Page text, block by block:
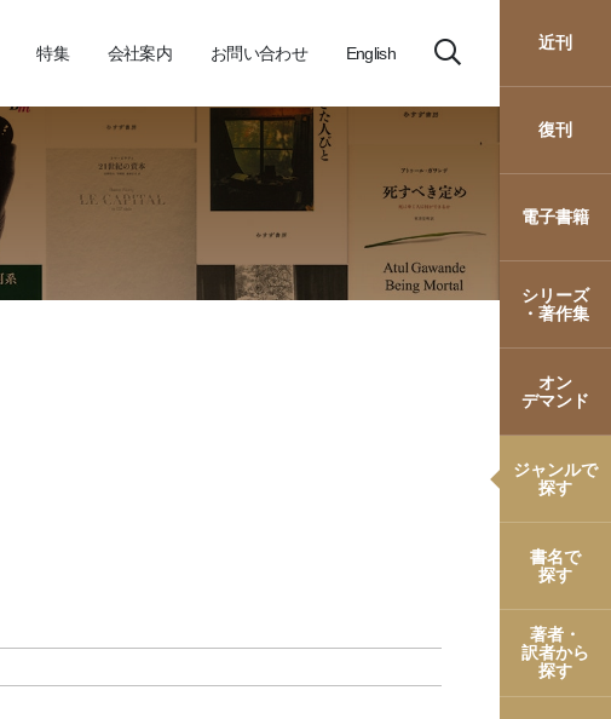
特集 会社案内 お問い合わせ English
近刊
復刊
電子書籍
シリーズ
・著作集
オン
デマンド
ジャンルで
探す
書名で
探す
著者・
訳者から
探す